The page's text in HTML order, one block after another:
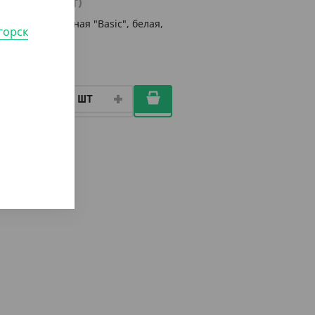
/ШТ)
Ложка чайная "Basic", белая,
125 мм